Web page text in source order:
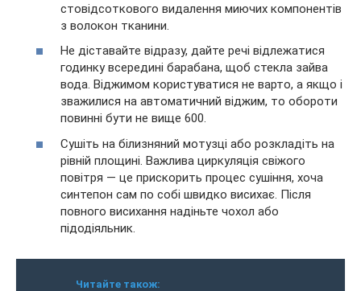
стовідсоткового видалення миючих компонентів
з волокон тканини.
Не діставайте відразу, дайте речі відлежатися
годинку всередині барабана, щоб стекла зайва
вода. Віджимом користуватися не варто, а якщо і
зважилися на автоматичний віджим, то обороти
повинні бути не вище 600.
Сушіть на білизняний мотузці або розкладіть на
рівній площині. Важлива циркуляція свіжого
повітря — це прискорить процес сушіння, хоча
синтепон сам по собі швидко висихає. Після
повного висихання надіньте чохол або
підодіяльник.
Читайте також: